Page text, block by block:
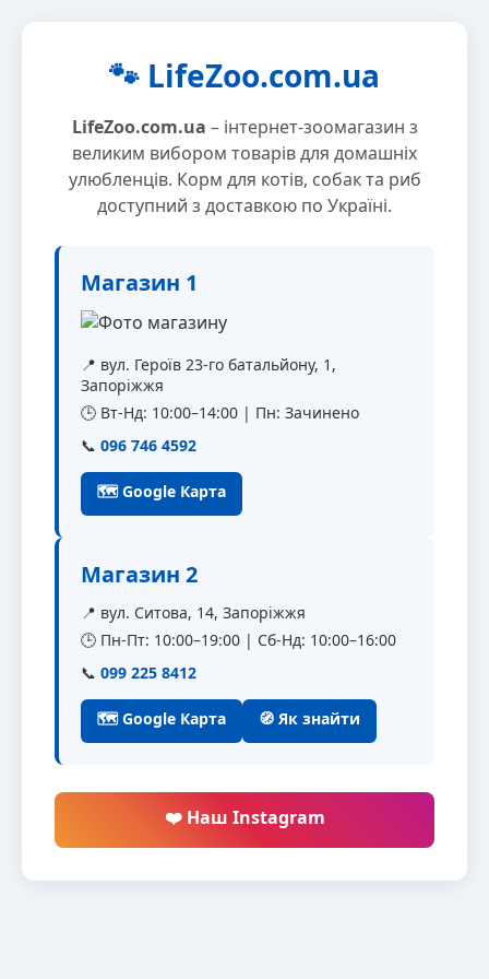
🐾 LifeZoo.com.ua
LifeZoo.com.ua – інтернет-зоомагазин з
великим вибором товарів для домашніх
улюбленців. Корм для котів, собак та риб
доступний з доставкою по Україні.
Магазин 1
📍 вул. Героїв 23-го батальйону, 1,
Запоріжжя
🕒 Вт-Нд: 10:00–14:00 | Пн: Зачинено
📞 096 746 4592
🗺 Google Карта
Магазин 2
📍 вул. Ситова, 14, Запоріжжя
🕒 Пн-Пт: 10:00–19:00 | Сб-Нд: 10:00–16:00
📞 099 225 8412
🗺 Google Карта 🧭 Як знайти
❤️ Наш Instagram